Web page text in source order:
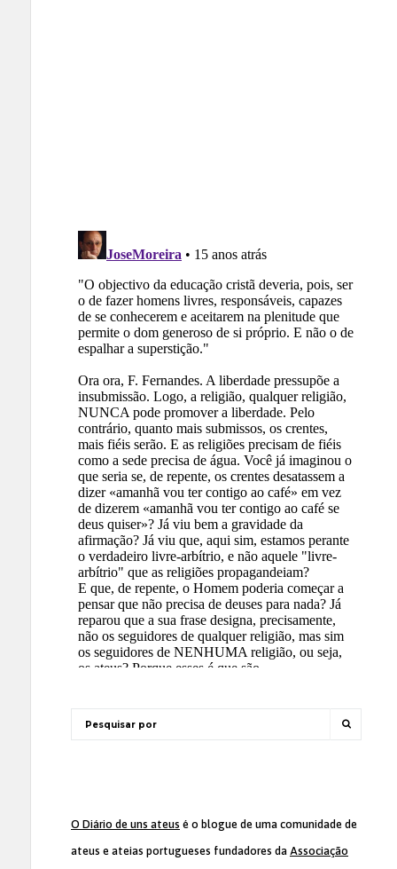
O Diário de uns ateus é o blogue de uma comunidade de
ateus e ateias portugueses fundadores da Associação